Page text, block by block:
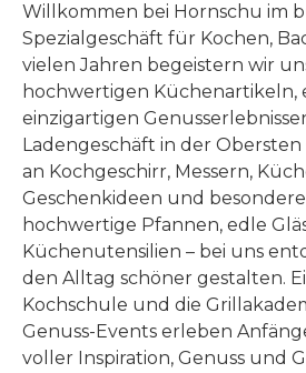
Willkommen bei Hornschu im
Spezialgeschäft für Kochen,
vielen Jahren begeistern wir
hochwertigen Küchenartikeln,
einzigartigen
Ladengeschäft in der Obersten
an Kochgeschirr, Messern,
Geschenkideen und
hochwertige Pfannen, edle
Küchenutensilien – bei uns
den Alltag schöner gestalten.
Kochschule und die
Genuss-Events erleben
voller Inspiration, Genuss und